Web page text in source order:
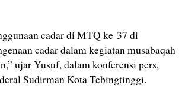
cadar di MTQ ke-37 di
cadar dalam kegiatan musabaqah
ujar Yusuf, dalam konferensi pers,
Sudirman Kota Tebingtinggi.